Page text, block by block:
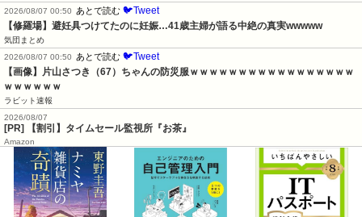
2026/08/07 00:50
あとで読む 🐦Tweet
【修羅場】避妊具つけてたのに妊娠…41歳主婦が語る中絶の真実wwwww
気団まとめ
2026/08/07 00:50
あとで読む 🐦Tweet
【画像】片山さつき（67）ちゃんの防災服ｗｗｗｗｗｗｗｗｗｗｗｗｗｗｗｗｗ
ｗｗｗｗｗｗ
ラビット速報
2026/08/07
[PR] 【割引】タイムセール監視所『お茶』
Amazon